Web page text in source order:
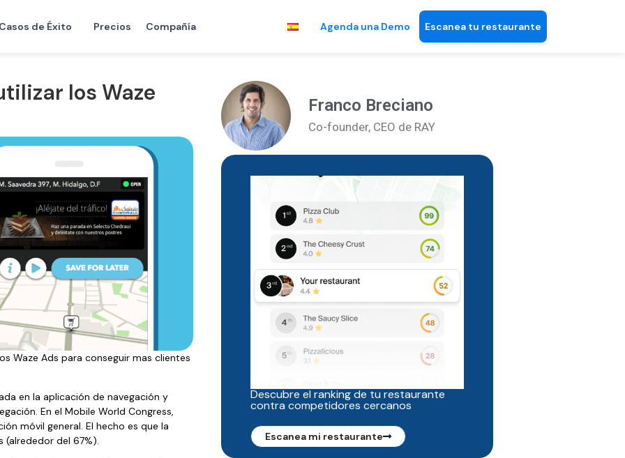
Casos de Éxito Precios Compañía Agenda una Demo Escanea tu restaurante
los Waze
Waze Ads para conseguir mas clientes
en la aplicación de navegación y
En el Mobile World Congress,
móvil general. El hecho es que la
(alrededor del 67%).
Franco Breciano
Co-founder, CEO de RAY
Descubre el ranking de tu restaurante
contra competidores cercanos
Escanea mi restaurante